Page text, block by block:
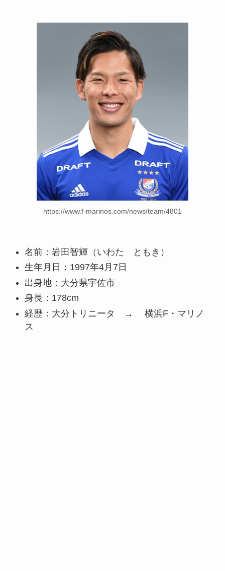
https://www.f-marinos.com/news/team/4801
名前：岩田智輝（いわた ともき）
生年月日：1997年4月7日
出身地：大分県宇佐市
身長：178cm
経歴：大分トリニータ → 横浜F・マリノ
ス